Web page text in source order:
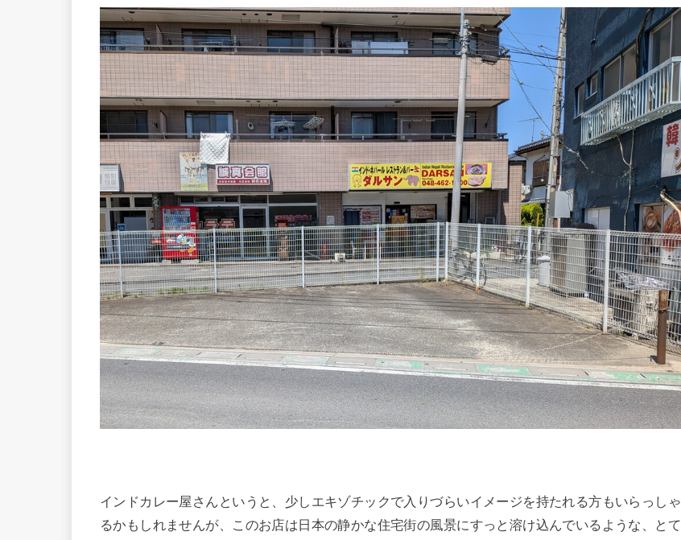
インドカレー屋さんというと、少しエキゾチックで入りづらいイメージを持たれる方もいらっしゃ
るかもしれませんが、このお店は日本の静かな住宅街の風景にすっと溶け込んでいるような、とて